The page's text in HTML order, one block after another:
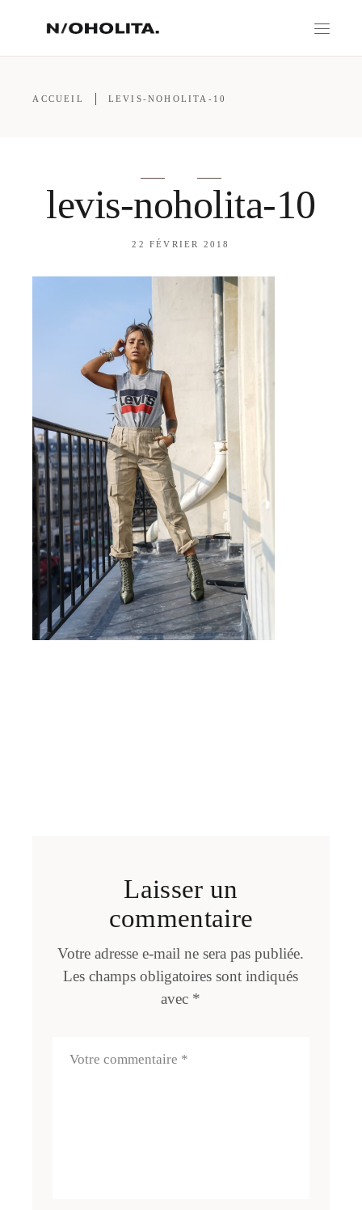
ACCUEIL LEVIS-NOHOLITA-10
levis-noholita-10
22 FÉVRIER 2018
Laisser un
commentaire
Votre adresse e-mail ne sera pas publiée.
Les champs obligatoires sont indiqués
avec *